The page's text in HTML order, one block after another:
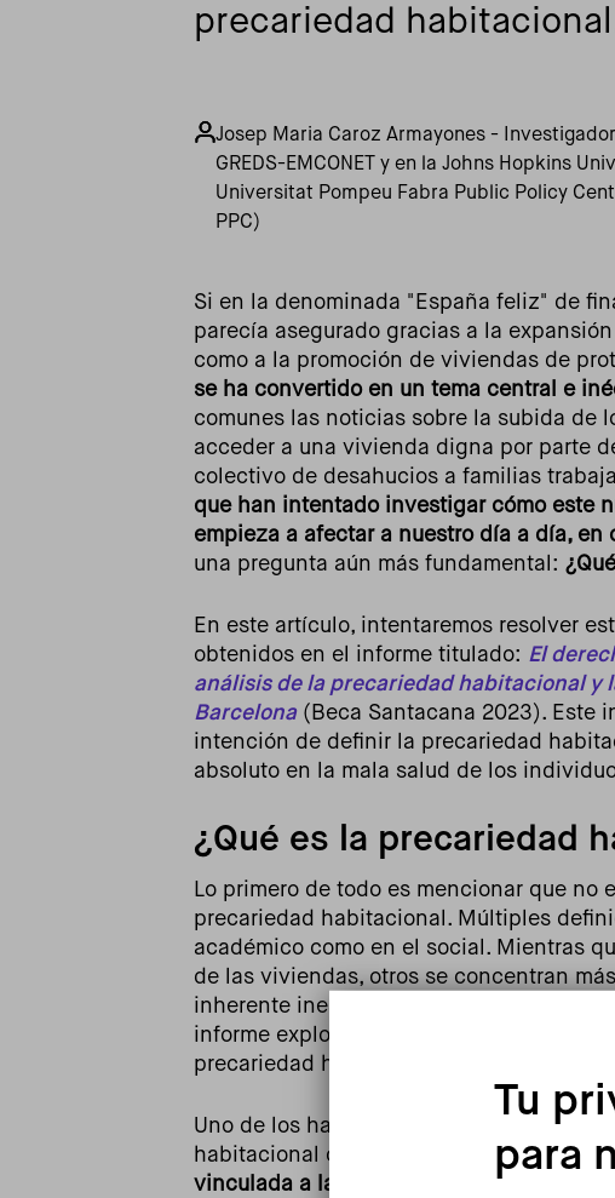
precariedad
Josep Maria Caroz Armayones -
GREDS-EMCONET y en la Johns Hopkins
Universitat Pompeu Fabra Public Policy
PPC)
Si en la denominada "España feliz" de
parecía asegurado gracias a la
como a la promoción de viviendas de
se ha convertido en un tema central e
comunes las noticias sobre la subida de
acceder a una vivienda digna por parte
colectivo de desahucios a familias
que han intentado investigar cómo este
empieza a afectar a nuestro día a día, en
una pregunta aún más fundamental:
En este artículo, intentaremos resolver
obtenidos en el informe titulado: El
análisis de la precariedad habitacional y
Barcelona(Beca Santacana 2023). Este
intención de definir la precariedad
absoluto en la mala salud de los
¿Qué es la precariedad
Lo primero de todo es mencionar que no
precariedad habitacional. Múltiples
académico como en el social. Mientras
de las viviendas, otros se concentran
inherente inestabilidad del mercado de
informe explora, a través de 24
precariedad habitacional en nuestro
Uno de los hallazgos principales ha sido
habitacional como algo único, debemos
vinculada a la pérdida de control sobre
Tu
para